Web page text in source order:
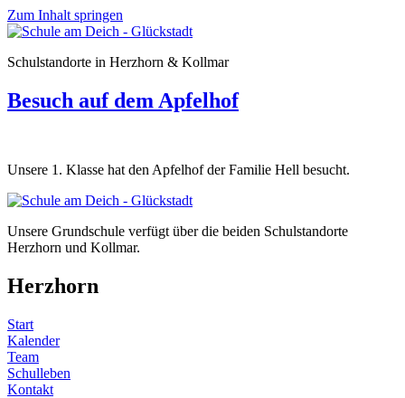
Zum Inhalt springen
Schulstandorte in Herzhorn & Kollmar
Besuch auf dem Apfelhof
Unsere 1. Klasse hat den Apfelhof der Familie Hell besucht.
Unsere Grundschule verfügt über die beiden Schulstandorte
Herzhorn und Kollmar.
Herzhorn
Start
Kalender
Team
Schulleben
Kontakt